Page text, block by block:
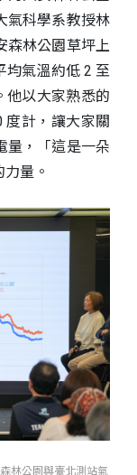
氣科學系教授林
森林公園草坪上
均氣溫約低 2 至
他以大家熟悉的
度計，讓大家關
量，「這是一朵
量。
林公園與臺北測站氣